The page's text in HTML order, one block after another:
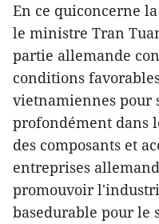
En ce quiconcerne
le ministre Tran
partie allemande
conditions
vietnamiennes pour
profondément dans
des composants et
entreprises
promouvoir
basedurable pour le